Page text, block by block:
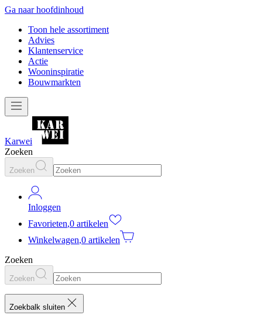
Ga naar hoofdinhoud
Toon hele assortiment
Advies
Klantenservice
Actie
Wooninspiratie
Bouwmarkten
Karwei
Zoeken
Zoeken
Inloggen
Favorieten,0 artikelen
Winkelwagen,0 artikelen
Zoeken
Zoeken
Zoekbalk sluiten